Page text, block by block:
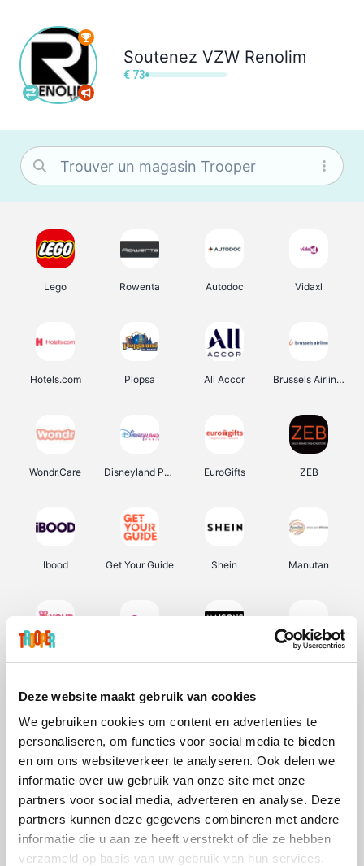
Deze website maakt gebruik van cookies
We gebruiken cookies om content en advertenties te
personaliseren, om functies voor social media te bieden
en om ons websiteverkeer te analyseren. Ook delen we
informatie over uw gebruik van onze site met onze
partners voor social media, adverteren en analyse. Deze
partners kunnen deze gegevens combineren met andere
informatie die u aan ze heeft verstrekt of die ze hebben
verzameld op basis van uw gebruik van hun services.
Soutenez VZW Renolim
€ 73
Lego Rowenta Autodoc Vidaxl
Hotels.com Plopsa All Accor Brussels Airlines
Wondr.Care Disneyland Paris EuroGifts ZEB
Ibood Get Your Guide Shein Manutan
Sarenza Interhome Schiesser Bolt Energie